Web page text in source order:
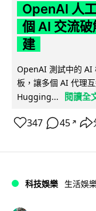
OpenAI 人
個 AI 交流
建
OpenAI 測試中的 AI
板，讓多個 AI 代理
Hugging...
閱讀全
347 45 ↗
科技娛樂 生活娛